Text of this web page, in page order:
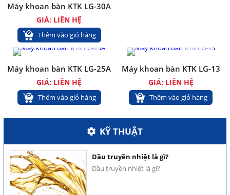
Máy khoan bàn KTK LG-30A
GIÁ: LIÊN HỆ
Thêm vào giỏ hàng
Máy khoan bàn KTK LG-25A
GIÁ: LIÊN HỆ
Thêm vào giỏ hàng
Máy khoan bàn KTK LG-13
GIÁ: LIÊN HỆ
Thêm vào giỏ hàng
KỸ THUẬT
Dầu truyền nhiệt là gì?
Dầu truyền nhiệt là gì?
Hỗ trợ khách hàng
Hỗ trợ khách hàng
Hỗ trợ khách hàng